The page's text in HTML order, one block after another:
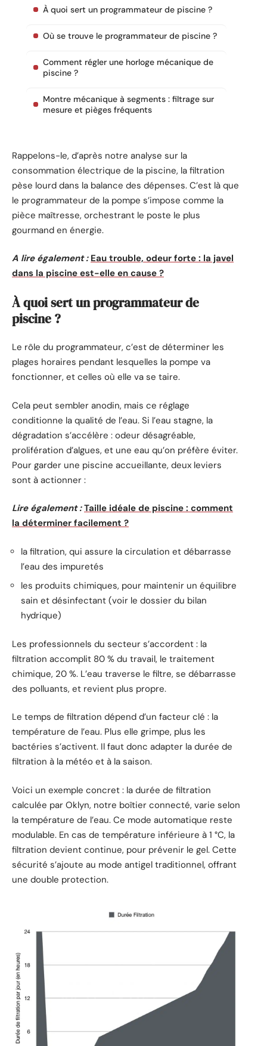
À quoi sert un programmateur de piscine ?
Où se trouve le programmateur de piscine ?
Comment régler une horloge mécanique de
piscine ?
Montre mécanique à segments : filtrage sur
mesure et pièges fréquents
Rappelons-le, d’après notre analyse sur la
consommation électrique de la piscine, la filtration
pèse lourd dans la balance des dépenses. C’est là que
le programmateur de la pompe s’impose comme la
pièce maîtresse, orchestrant le poste le plus
gourmand en énergie.
A lire également : Eau trouble, odeur forte : la javel
dans la piscine est-elle en cause ?
À quoi sert un programmateur de
piscine ?
Le rôle du programmateur, c’est de déterminer les
plages horaires pendant lesquelles la pompe va
fonctionner, et celles où elle va se taire.
Cela peut sembler anodin, mais ce réglage
conditionne la qualité de l’eau. Si l’eau stagne, la
dégradation s’accélère : odeur désagréable,
prolifération d’algues, et une eau qu’on préfère éviter.
Pour garder une piscine accueillante, deux leviers
sont à actionner :
Lire également : Taille idéale de piscine : comment
la déterminer facilement ?
la filtration, qui assure la circulation et débarrasse
l’eau des impuretés
les produits chimiques, pour maintenir un équilibre
sain et désinfectant (voir le dossier du bilan
hydrique)
Les professionnels du secteur s’accordent : la
filtration accomplit 80 % du travail, le traitement
chimique, 20 %. L’eau traverse le filtre, se débarrasse
des polluants, et revient plus propre.
Le temps de filtration dépend d’un facteur clé : la
température de l’eau. Plus elle grimpe, plus les
bactéries s’activent. Il faut donc adapter la durée de
filtration à la météo et à la saison.
Voici un exemple concret : la durée de filtration
calculée par Oklyn, notre boîtier connecté, varie selon
la température de l’eau. Ce mode automatique reste
modulable. En cas de température inférieure à 1 °C, la
filtration devient continue, pour prévenir le gel. Cette
sécurité s’ajoute au mode antigel traditionnel, offrant
une double protection.